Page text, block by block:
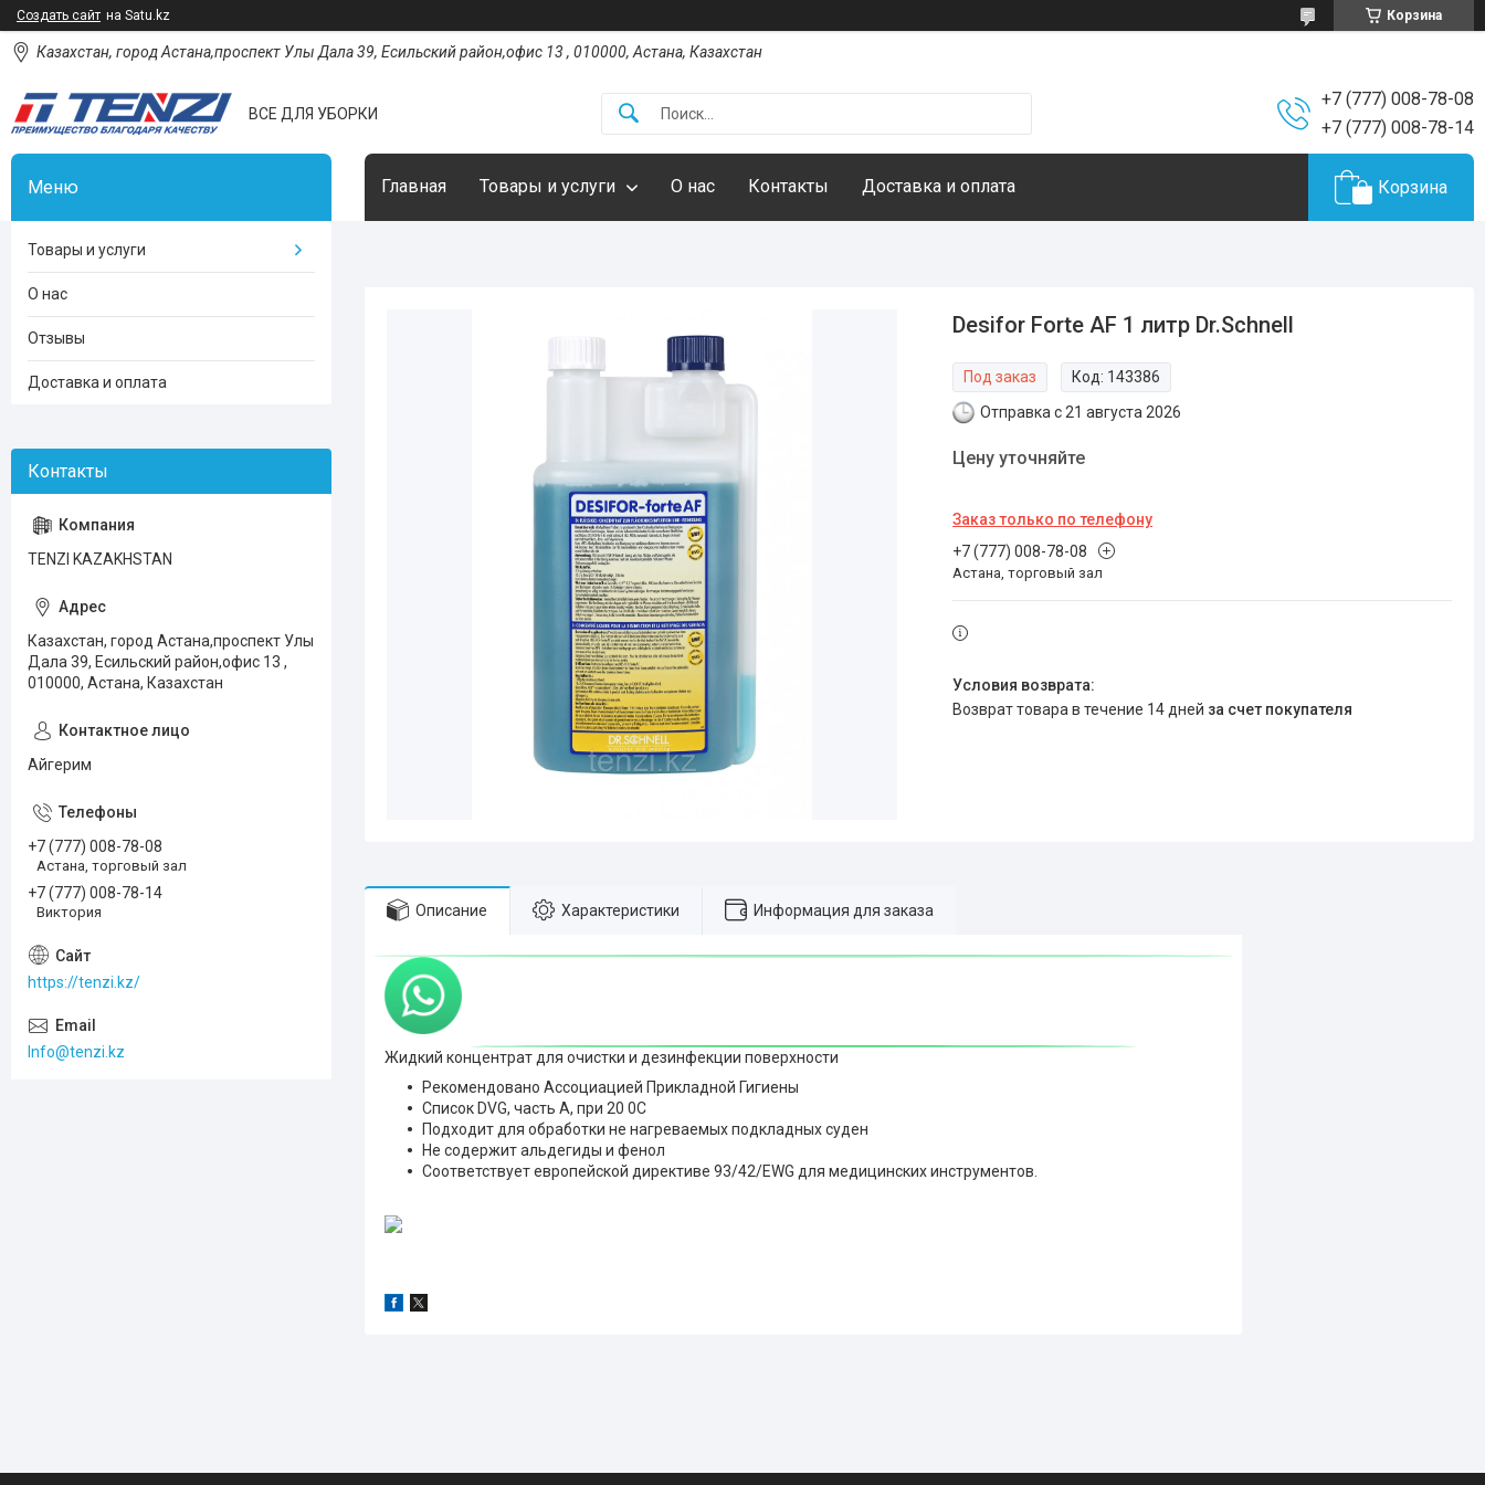
Создать сайт на Satu.kz Корзина
Казахстан, город Астана,проспект Улы Дала 39, Есильский район,офис 13 , 010000, Астана, Казахстан
ВСЕ ДЛЯ УБОРКИ
+7 (777) 008-78-08
+7 (777) 008-78-14
Главная Товары и услуги О нас Контакты Доставка и оплата Корзина
Desifor Forte AF 1 литр Dr.Schnell
Под заказ Код: 143386
Отправка с 21 августа 2026
Цену уточняйте
Заказ только по телефону
+7 (777) 008-78-08
Астана, торговый зал
возврат товара в течение 14 дней за счет покупателя
Описание Характеристики Информация для заказа
Жидкий концентрат для очистки и дезинфекции поверхности
Рекомендовано Ассоциацией Прикладной Гигиены
Список DVG, часть А, при 20 0С
Подходит для обработки не нагреваемых подкладных суден
Не содержит альдегиды и фенол
Соответствует европейской директиве 93/42/EWG для медицинских инструментов.
Товары и услуги
О нас
Отзывы
Доставка и оплата
TENZI KAZAKHSTAN
Казахстан, город Астана,проспект Улы
Дала 39, Есильский район,офис 13 ,
010000, Астана, Казахстан
Айгерим
+7 (777) 008-78-08
Астана, торговый зал
+7 (777) 008-78-14
Виктория
https://tenzi.kz/
Info@tenzi.kz